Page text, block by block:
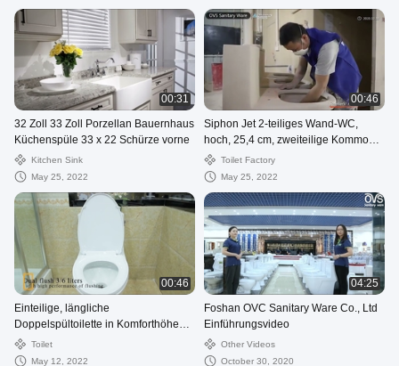
00:31
32 Zoll 33 Zoll Porzellan Bauernhaus
Küchenspüle 33 x 22 Schürze vorne
Kitchen Sink
May 25, 2022
00:46
Siphon Jet 2-teiliges Wand-WC,
hoch, 25,4 cm, zweiteilige Kommode,
länglich
Toilet Factory
May 25, 2022
00:46
Einteilige, längliche
Doppelspültoilette in Komforthöhe
mit umrandetem Siphon
Toilet
May 12, 2022
04:25
Foshan OVC Sanitary Ware Co., Ltd
Einführungsvideo
Other Videos
October 30, 2020